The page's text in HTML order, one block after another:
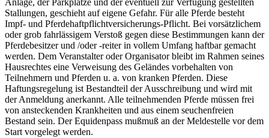
Anlage, der Parkplätze und der eventuell zur Verfügung gestellten
Stallungen, geschieht auf eigene Gefahr. Für alle Pferde besteht
Impf- und Pferdehaftpflichtversicherungs-Pflicht. Bei vorsätzlichem
oder grob fahrlässigem Verstoß gegen diese Bestimmungen kann der
Pferdebesitzer und /oder -reiter in vollem Umfang haftbar gemacht
werden. Dem Veranstalter oder Organisator bleibt im Rahmen seines
Hausrechtes eine Verweisung des Geländes vorbehalten von
Teilnehmern und Pferden u. a. von kranken Pferden. Diese
Haftungsregelung ist Bestandteil der Ausschreibung und wird mit
der Anmeldung anerkannt. Alle teilnehmenden Pferde müssen frei
von ansteckenden Krankheiten und aus einem seuchenfreien
Bestand sein. Der Equidenpass mußmuß an der Meldestelle vor dem
Start vorgelegt werden.